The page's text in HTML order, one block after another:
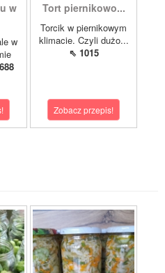
w
w
Tort piernikowo...
Torcik w piernikowym
klimacie. Czyli dużo...
⇖ 1015
Zobacz przepis!